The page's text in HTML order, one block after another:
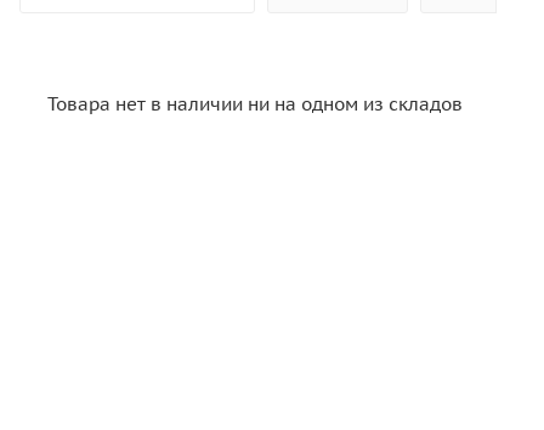
Товара нет в наличии ни на одном из складов